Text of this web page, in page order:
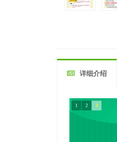
详细介绍
1 2 3